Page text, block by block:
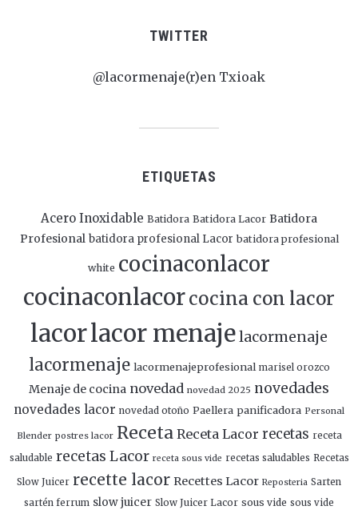
TWITTER
@lacormenaje(r)en Txioak
ETIQUETAS
Acero Inoxidable Batidora Batidora Lacor Batidora
Profesional batidora profesional Lacor batidora profesional
white cocinaconlacor
cocinaconlacorcocina con lacor
lacorlacor menajelacormenaje
lacormenaje lacormenajeprofesional marisel orozco
Menaje de cocina novedad novedad 2025 novedades
novedades lacor novedad otoño Paellera panificadora Personal
Blender postres lacor Receta Receta Lacor recetas receta
saludable recetas Lacor receta sous vide recetas saludables Recetas
Slow Juicer recette lacor Recettes Lacor Reposteria Sarten
sartén ferrum slow juicer Slow Juicer Lacor sous vide sous vide